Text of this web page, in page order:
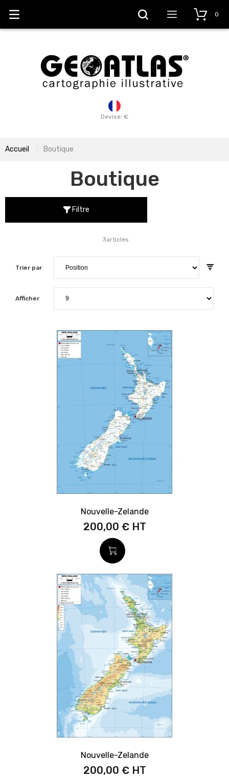
Devise: €
0
Accueil Boutique
Boutique
Filtre
Trier par
3articles
Afficher
Nouvelle-Zelande
200,00 €
Nouvelle-Zelande
200,00 €